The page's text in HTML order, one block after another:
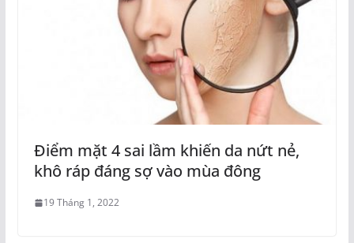
Điểm mặt 4 sai lầm khiến da nứt nẻ,
khô ráp đáng sợ vào mùa đông
19 Tháng 1, 2022